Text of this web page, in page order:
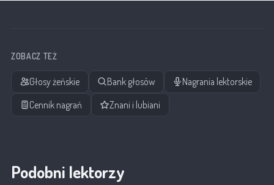
ZOBACZ TEŻ
Głosy żeńskie Bank głosów
Nagrania lektorskie
Cennik nagrań
Znani i lubiani
Podobni lektorzy